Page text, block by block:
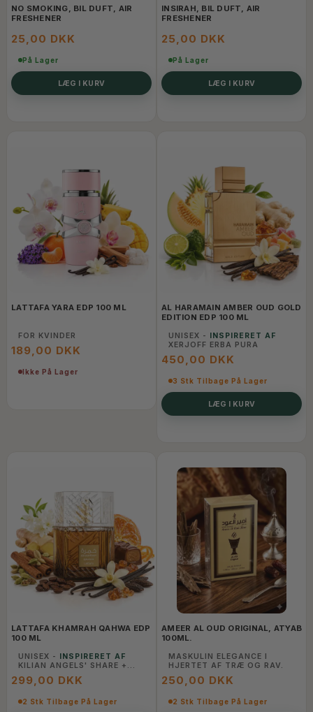
NO SMOKING, BIL DUFT, AIR
FRESHENER
25,00 DKK
På Lager
LÆG I KURV
INSIRAH, BIL DUFT, AIR
FRESHENER
25,00 DKK
På Lager
LÆG I KURV
LATTAFA YARA EDP 100 ML
FOR KVINDER
189,00 DKK
Ikke På Lager
AL HARAMAIN AMBER OUD GOLD
EDITION EDP 100 ML
UNISEX - INSPIRERET AF
XERJOFF ERBA PURA
450,00 DKK
3 Stk Tilbage På Lager
LÆG I KURV
LATTAFA KHAMRAH QAHWA EDP
100 ML
UNISEX - INSPIRERET AF
KILIAN ANGELS' SHARE +
KAFFE
299,00 DKK
2 Stk Tilbage På Lager
AMEER AL OUD ORIGINAL, ATYAB
100ML.
MASKULIN ELEGANCE I
HJERTET AF TRÆ OG RAV.
250,00 DKK
2 Stk Tilbage På Lager